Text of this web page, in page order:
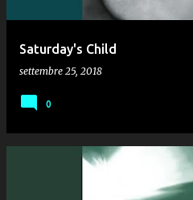
Saturday's Child
settembre 25, 2018
0